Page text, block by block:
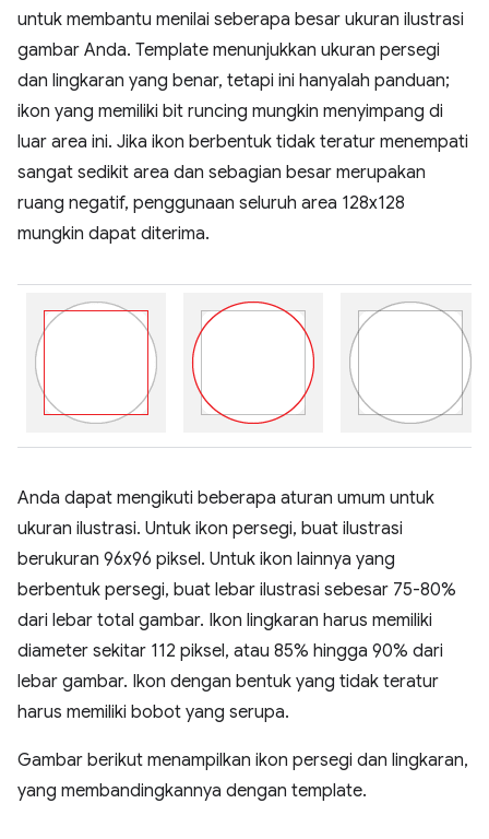
untuk membantu menilai seberapa besar ukuran ilustrasi
gambar Anda. Template menunjukkan ukuran persegi
dan lingkaran yang benar, tetapi ini hanyalah panduan;
ikon yang memiliki bit runcing mungkin menyimpang di
luar area ini. Jika ikon berbentuk tidak teratur menempati
sangat sedikit area dan sebagian besar merupakan
ruang negatif, penggunaan seluruh area 128x128
mungkin dapat diterima.
Anda dapat mengikuti beberapa aturan umum untuk
ukuran ilustrasi. Untuk ikon persegi, buat ilustrasi
berukuran 96x96 piksel. Untuk ikon lainnya yang
berbentuk persegi, buat lebar ilustrasi sebesar 75-80%
dari lebar total gambar. Ikon lingkaran harus memiliki
diameter sekitar 112 piksel, atau 85% hingga 90% dari
lebar gambar. Ikon dengan bentuk yang tidak teratur
harus memiliki bobot yang serupa.
Gambar berikut menampilkan ikon persegi dan lingkaran,
yang membandingkannya dengan template.